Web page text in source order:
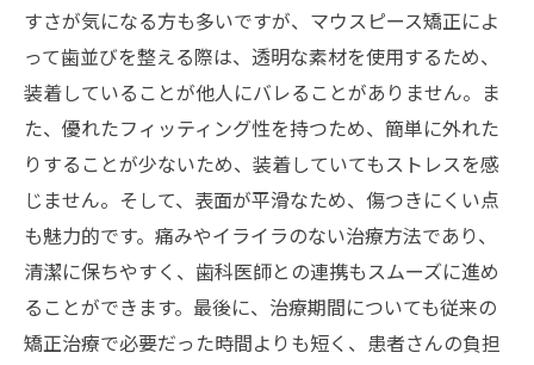
すさが気になる方も多いですが、マウスピース矯正によ
って歯並びを整える際は、透明な素材を使用するため、
装着していることが他人にバレることがありません。ま
た、優れたフィッティング性を持つため、簡単に外れた
りすることが少ないため、装着していてもストレスを感
じません。そして、表面が平滑なため、傷つきにくい点
も魅力的です。痛みやイライラのない治療方法であり、
清潔に保ちやすく、歯科医師との連携もスムーズに進め
ることができます。最後に、治療期間についても従来の
矯正治療で必要だった時間よりも短く、患者さんの負担